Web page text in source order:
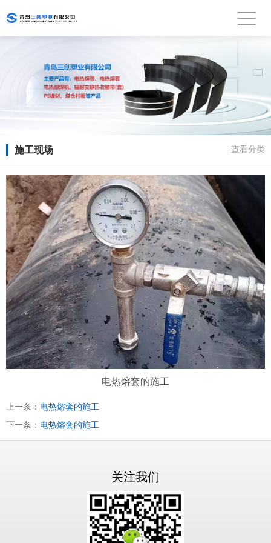
施工现场 查看分类
电热熔套的施工
上一条： 电热熔套的施工
下一条： 电热熔套的施工
关注我们